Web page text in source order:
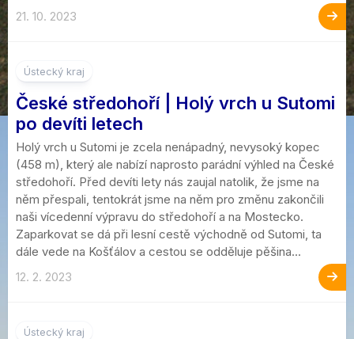
21. 10. 2023
Ústecký kraj
České středohoří | Holý vrch u Sutomi
po devíti letech
Holý vrch u Sutomi je zcela nenápadný, nevysoký kopec
(458 m), který ale nabízí naprosto parádní výhled na České
středohoří. Před devíti lety nás zaujal natolik, že jsme na
něm přespali, tentokrát jsme na něm pro změnu zakončili
naši vícedenní výpravu do středohoří a na Mostecko.
Zaparkovat se dá při lesní cestě východně od Sutomi, ta
dále vede na Košťálov a cestou se odděluje pěšina...
12. 2. 2023
Ústecký kraj